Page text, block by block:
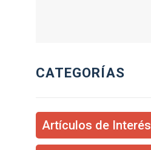
CATEGORÍAS
Artículos de Interés